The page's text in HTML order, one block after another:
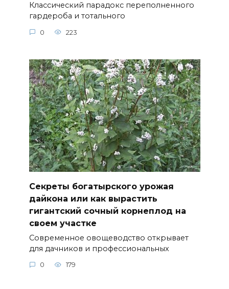
Классический парадокс переполненного
гардероба и тотального
0 223
Секреты богатырского урожая
дайкона или как вырастить
гигантский сочный корнеплод на
своем участке
Современное овощеводство открывает
для дачников и профессиональных
0 179